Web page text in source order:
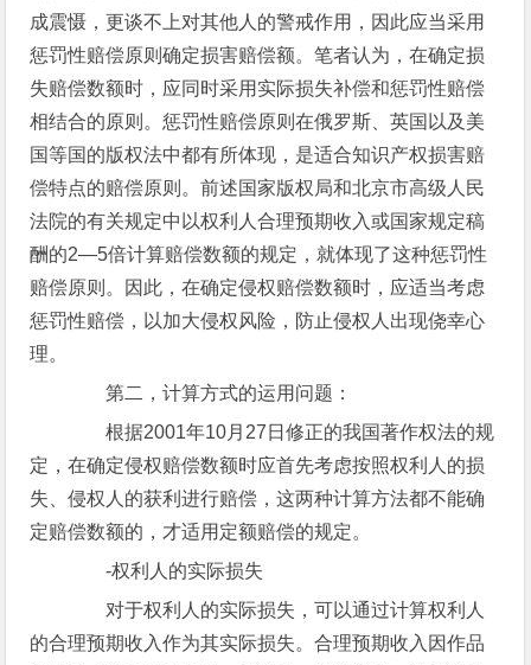
成震慑，更谈不上对其他人的警戒作用，因此应当采用
惩罚性赔偿原则确定损害赔偿额。笔者认为，在确定损
失赔偿数额时，应同时采用实际损失补偿和惩罚性赔偿
相结合的原则。惩罚性赔偿原则在俄罗斯、英国以及美
国等国的版权法中都有所体现，是适合知识产权损害赔
偿特点的赔偿原则。前述国家版权局和北京市高级人民
法院的有关规定中以权利人合理预期收入或国家规定稿
酬的2—5倍计算赔偿数额的规定，就体现了这种惩罚性
赔偿原则。因此，在确定侵权赔偿数额时，应适当考虑
惩罚性赔偿，以加大侵权风险，防止侵权人出现侥幸心
理。
第二，计算方式的运用问题：
根据2001年10月27日修正的我国著作权法的规
定，在确定侵权赔偿数额时应首先考虑按照权利人的损
失、侵权人的获利进行赔偿，这两种计算方法都不能确
定赔偿数额的，才适用定额赔偿的规定。
-权利人的实际损失
对于权利人的实际损失，可以通过计算权利人
的合理预期收入作为其实际损失。合理预期收入因作品